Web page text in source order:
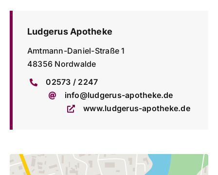
Ludgerus Apotheke
Amtmann-Daniel-Straße 1
48356 Nordwalde
02573 / 2247
info@ludgerus-apotheke.de
www.ludgerus-apotheke.de